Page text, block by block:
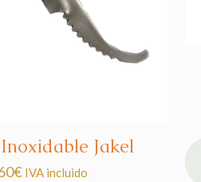
Jakel
€ IVA incluido